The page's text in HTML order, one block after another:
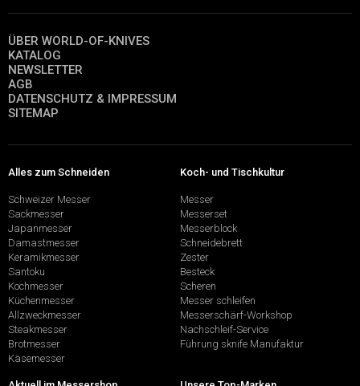
ÜBER WORLD-OF-KNIVES
KATALOG
NEWSLETTER
AGB
DATENSCHUTZ & IMPRESSUM
SITEMAP
Alles zum Schneiden
Schweizer Messer
Sackmesser
Japanmesser
Damastmesser
Keramikmesser
Santoku
Kochmesser
Küchenmesser
Allzweckmesser
Steakmesser
Brotmesser
Käsemesser
Koch- und Tischkultur
Messer
Messerset
Messerblock
Schneidebrett
Zester
Besteck
Scheren
Messer schleifen
Messerschärf-Workshop
Nachschleif-Service
Führung sknife Manufaktur